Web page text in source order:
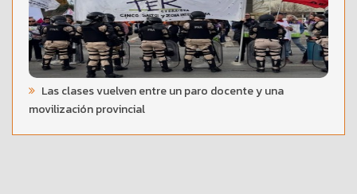
Las clases vuelven entre un paro docente y una
movilización provincial